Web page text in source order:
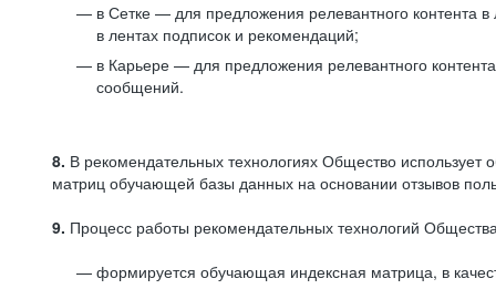
в Сетке — для предложения релевантного контента
в лентах подписок и рекомендаций;
в Карьере — для предложения релевантного
сообщений.
8. В рекомендательных технологиях Общество
матриц обучающей базы данных на основании отзывов
9. Процесс работы рекомендательных технологий
формируется обучающая индексная матрица, в